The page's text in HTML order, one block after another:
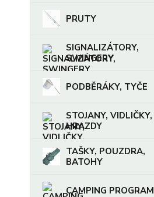
PRUTY
SIGNALIZÁTORY,
SWINGERY
PODBĚRÁKY, TYČE
STOJANY, VIDLIČKY,
HRAZDY
TAŠKY, POUZDRA,
BATOHY
CAMPING PROGRAM